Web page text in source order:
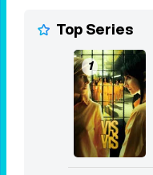
Top Series
1